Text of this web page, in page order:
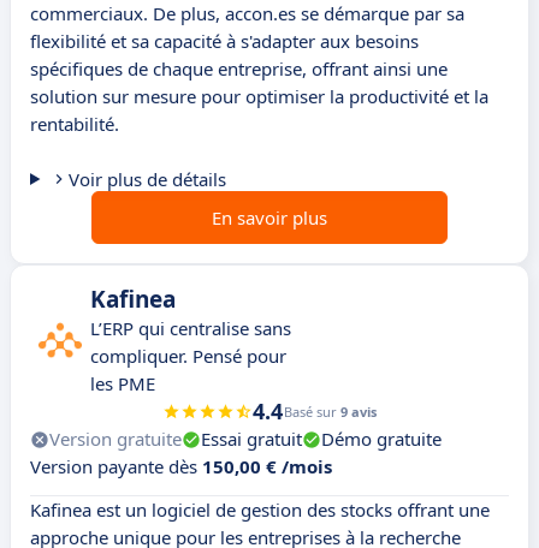
commerciaux. De plus, accon.es se démarque par sa
flexibilité et sa capacité à s'adapter aux besoins
spécifiques de chaque entreprise, offrant ainsi une
solution sur mesure pour optimiser la productivité et la
rentabilité.
Voir plus de détails
En savoir plus
Kafinea
L’ERP qui centralise sans
compliquer. Pensé pour
les PME
4.4Basé sur 9 avis
Version gratuite Essai gratuit
Démo gratuite
Version payante dès 150,00 € /mois
Kafinea est un logiciel de gestion des stocks offrant une
approche unique pour les entreprises à la recherche